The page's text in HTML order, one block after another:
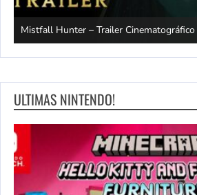
Mistfall Hunter – Trailer
ULTIMAS NINTENDO!